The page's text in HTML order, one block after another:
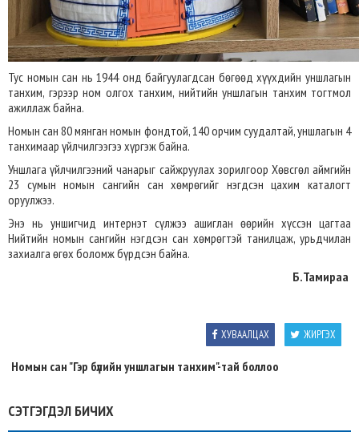
Тус номын сан нь 1944 онд байгуулагдсан бөгөөд хүүхдийн уншлагын
танхим, гэрээр ном олгох танхим, нийтийн уншлагын танхим тогтмол
ажиллаж байна.
Номын сан 80 мянган номын фондтой, 140 орчим суудалтай, уншлагын 4
танхимаар үйлчилгээгээ хүргэж байна.
Уншлага үйлчилгээний чанарыг сайжруулах зорилгоор Хөвсгөл аймгийн
23 сумын номын сангийн сан хөмрөгийг нэгдсэн цахим каталогт
оруулжээ.
Энэ нь уншигчид интернэт сүлжээ ашиглан өөрийн хүссэн цагтаа
Нийтийн номын сангийн нэгдсэн сан хөмрөгтэй танилцаж, урьдчилан
захиалга өгөх боломж бүрдсэн байна.
Б.Тамираа
ЖИРГЭХ
ХУВААЛЦАХ
Номын сан "Гэр бүлийн уншлагын танхим"-тай боллоо
СЭТГЭГДЭЛ БИЧИХ